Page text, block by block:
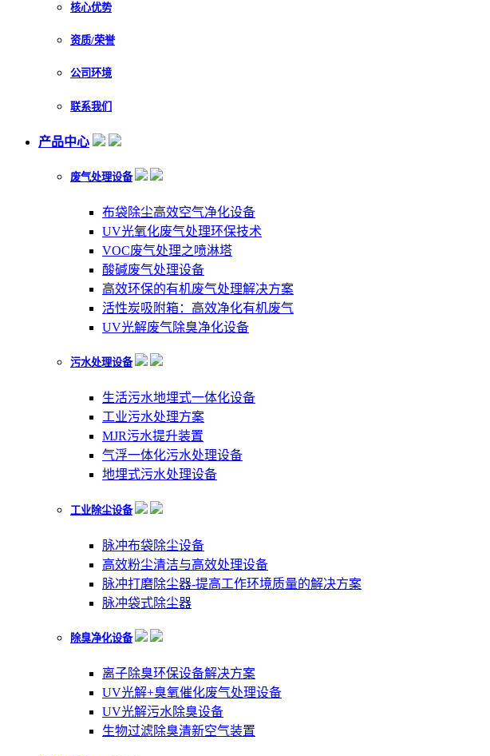
核心优势
资质/荣誉
公司环境
联系我们
产品中心
废气处理设备
布袋除尘高效空气净化设备
UV光氧化废气处理环保技术
VOC废气处理之喷淋塔
酸碱废气处理设备
高效环保的有机废气处理解决方案
活性炭吸附箱：高效净化有机废气
UV光解废气除臭净化设备
污水处理设备
生活污水地埋式一体化设备
工业污水处理方案
MJR污水提升装置
气浮一体化污水处理设备
地埋式污水处理设备
工业除尘设备
脉冲布袋除尘设备
高效粉尘清洁与高效处理设备
脉冲打磨除尘器-提高工作环境质量的解决方案
脉冲袋式除尘器
除臭净化设备
离子除臭环保设备解决方案
UV光解+臭氧催化废气处理设备
UV光解污水除臭设备
生物过滤除臭清新空气装置